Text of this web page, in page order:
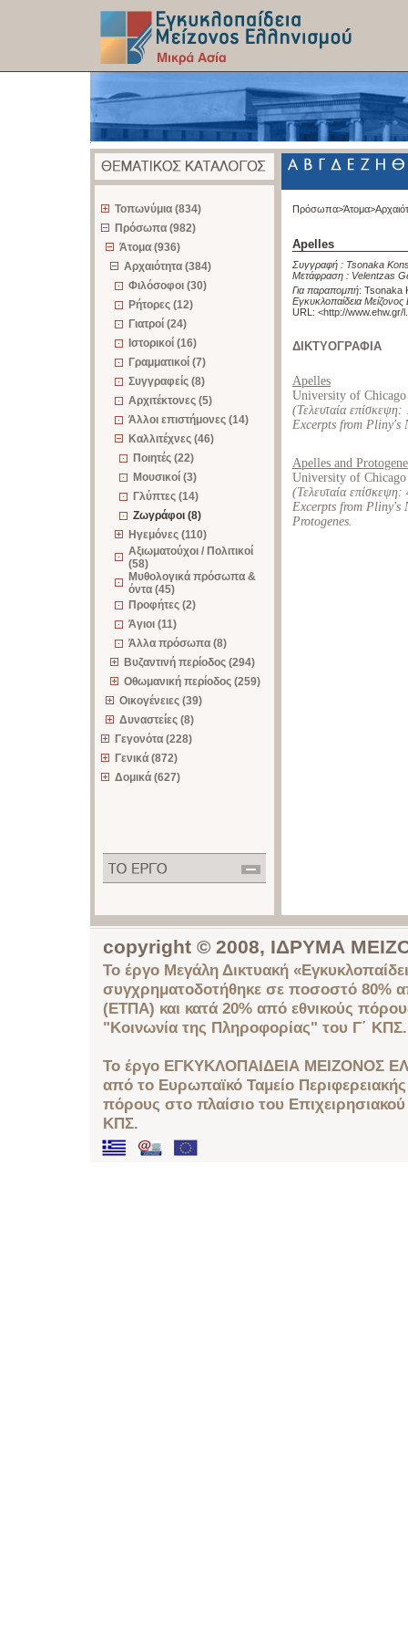
Τοπωνύμια (834)
Πρόσωπα (982)
Άτομα (936)
Αρχαιότητα (384)
Φιλόσοφοι (30)
Ρήτορες (12)
Γιατροί (24)
Ιστορικοί (16)
Γραμματικοί (7)
Συγγραφείς (8)
Αρχιτέκτονες (5)
Άλλοι επιστήμονες (14)
Καλλιτέχνες (46)
Ποιητές (22)
Μουσικοί (3)
Γλύπτες (14)
Ζωγράφοι (8)
Ηγεμόνες (110)
Αξιωματούχοι / Πολιτικοί
(58)
Μυθολογικά πρόσωπα &
όντα (45)
Προφήτες (2)
Άγιοι (11)
Άλλα πρόσωπα (8)
Βυζαντινή περίοδος (294)
Οθωμανική περίοδος (259)
Οικογένειες (39)
Δυναστείες (8)
Γεγονότα (228)
Γενικά (872)
Δομικά (627)
Πρόσωπα>Άτομα>
Apelles
Συγγραφή : Tsonaka
Μετάφραση : Velentzas
Για παραπομπή: Tsonaka
Εγκυκλοπαίδεια
URL: <http://www.ehw.gr/
ΔΙΚΤΥΟΓΡΑΦΙΑ
Apelles
University of Chicago
(Τελευταία επίσκεψη:
Excerpts from Pliny's
Apelles and
University of Chicago
(Τελευταία επίσκεψη:
Excerpts from Pliny's
Protogenes.
copyright © 2008, ΙΔΡΥΜΑ
Το έργο Μεγάλη Δικτυακή
συγχρηματοδοτήθηκε σε ποσοστό 80%
(ΕΤΠΑ) και κατά 20% από εθνικούς
"Κοινωνία της Πληροφορίας" του Γ΄ ΚΠΣ.
Το έργο ΕΓΚΥΚΛΟΠΑΙΔΕΙΑ ΜΕΙΖΟΝΟΣ
από το Ευρωπαϊκό Ταμείο
πόρους στο πλαίσιο του
ΚΠΣ.